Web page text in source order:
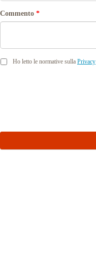
Commento *
Ho letto le normative sulla Privacy